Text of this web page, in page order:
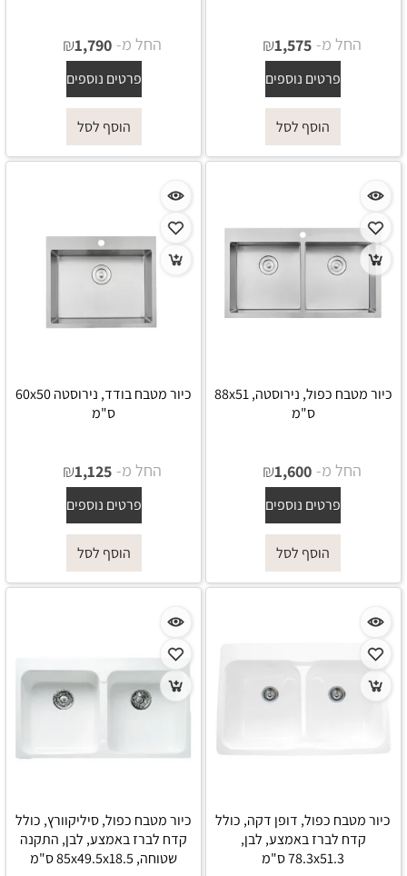
החל מ- ₪1,575
פרטים נוספים
הוסף לסל
החל מ- ₪1,790
פרטים נוספים
הוסף לסל
כיור מטבח כפול, נירוסטה, 88x51
ס"מ
החל מ- ₪1,600
פרטים נוספים
הוסף לסל
כיור מטבח בודד, נירוסטה 60x50
ס"מ
החל מ- ₪1,125
פרטים נוספים
הוסף לסל
כיור מטבח כפול, דופן דקה, כולל
קדח לברז באמצע, לבן,
78.3x51.3 ס"מ
כיור מטבח כפול, סיליקוורץ, כולל
קדח לברז באמצע, לבן, התקנה
שטוחה, 85x49.5x18.5 ס"מ